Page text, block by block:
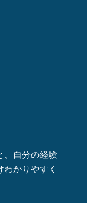
、自分の経験
かりやすく